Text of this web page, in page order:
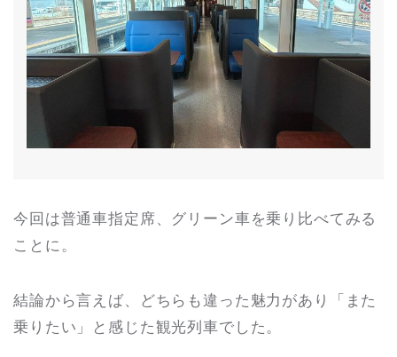
今回は普通車指定席、グリーン車を乗り比べてみる
ことに。
結論から言えば、どちらも違った魅力があり「また
乗りたい」と感じた観光列車でした。